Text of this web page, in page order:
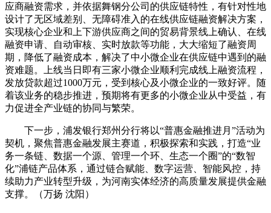
应商融资需求，并依据舞钢分公司的供应链特性，有针对性地
设计了无区域差别、无障碍准入的在线供应链融资解决方案，
实现核心企业和上下游供应商之间的贸易背景线上确认、在线
融资申请、自动审核、实时放款等功能，大大缩短了融资周
期，降低了融资成本，解决了中小微企业在供应链中遇到的融
资难题。上线当日即有三家小微企业顺利完成线上融资流程，
发放贷款超过1000万元，受到核心及小微企业的一致好评。随
着该业务的稳步推进，预期将有更多的小微企业从中受益，有
力促进全产业链的协同与繁荣。
下一步，浦发银行郑州分行将以“普惠金融推进月”活动为
契机，聚焦普惠金融发展主赛道，积极探索和实践，打造“业
务一条链、数据一个源、管理一个环、生态一个圈”的“数智
化”浦链产品体系，通过链合赋能、数字运营、智能风控，持
续助力产业转型升级，为河南实体经济的高质量发展提供金融
支撑。（万扬 沈阳）